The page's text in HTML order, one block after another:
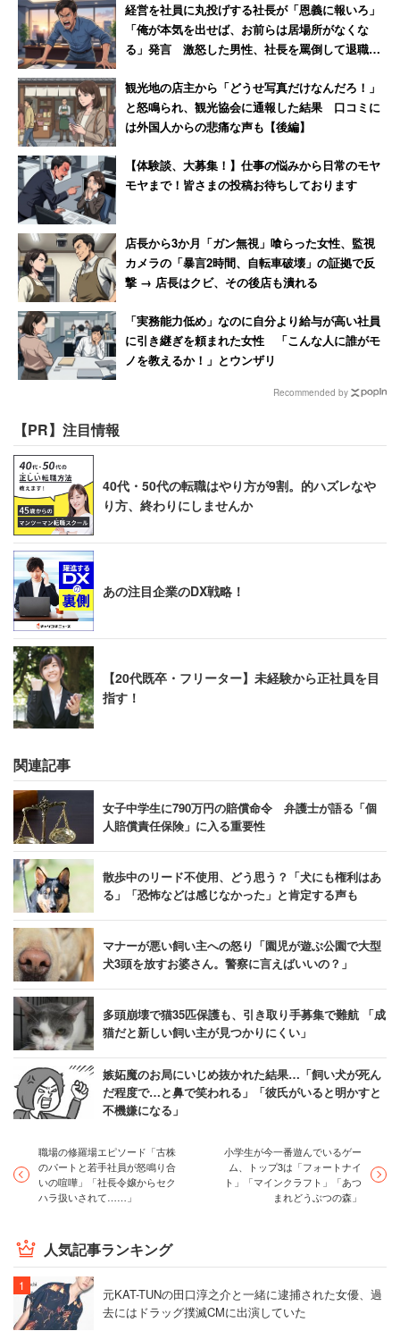
経営を社員に丸投げする社長が「恩義に報いろ」
「俺が本気を出せば、お前らは居場所がなくな
る」発言 激怒した男性、社長を罵倒して退職
観光地の店主から「どうせ写真だけなんだろ！」
と怒鳴られ、観光協会に通報した結果 口コミに
は外国人からの悲痛な声も【後編】
【体験談、大募集！】仕事の悩みから日常のモヤ
モヤまで！皆さまの投稿お待ちしております
店長から3か月「ガン無視」喰らった女性、監視
カメラの「暴言2時間、自転車破壊」の証拠で反
撃 → 店長はクビ、その後店も潰れる
「実務能力低め」なのに自分より給与が高い社員
に引き継ぎを頼まれた女性 「こんな人に誰がモ
ノを教えるか！」とウンザリ
Recommended by
【PR】注目情報
40代・50代の転職はやり方が9割。的ハズレなや
り方、終わりにしませんか
あの注目企業のDX戦略！
【20代既卒・フリーター】未経験から正社員を目
指す！
関連記事
女子中学生に790万円の賠償命令 弁護士が語る「個
人賠償責任保険」に入る重要性
散歩中のリード不使用、どう思う？「犬にも権利はあ
る」「恐怖などは感じなかった」と肯定する声も
マナーが悪い飼い主への怒り「園児が遊ぶ公園で大型
犬3頭を放すお婆さん。警察に言えばいいの？」
多頭崩壊で猫35匹保護も、引き取り手募集で難航 「成
猫だと新しい飼い主が見つかりにくい」
嫉妬魔のお局にいじめ抜かれた結果…「飼い犬が死ん
だ程度で…と鼻で笑われる」「彼氏がいると明かすと
不機嫌になる」
職場の修羅場エピソード「古株
のパートと若手社員が怒鳴り合
いの喧嘩」「社長令嬢からセク
ハラ扱いされて……」
小学生が今一番遊んでいるゲー
ム、トップ3は「フォートナイ
ト」「マインクラフト」「あつ
まれどうぶつの森」
人気記事ランキング
元KAT-TUNの田口淳之介と一緒に逮捕された女優、過
去にはドラッグ撲滅CMに出演していた